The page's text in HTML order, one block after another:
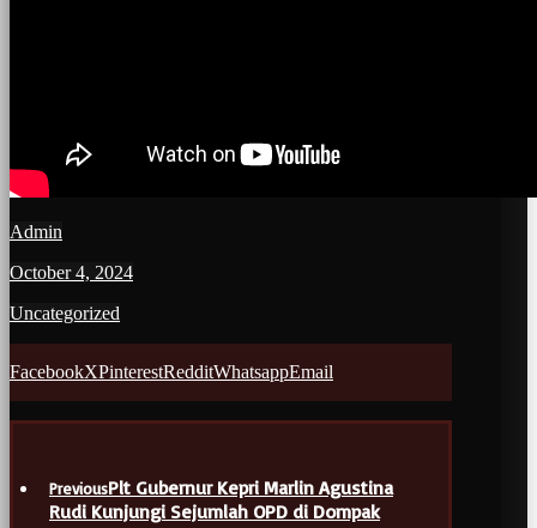
Admin
October 4, 2024
Uncategorized
FacebookXPinterestRedditWhatsappEmail
PreviousPlt Gubernur Kepri Marlin Agustina
Rudi Kunjungi Sejumlah OPD di Dompak